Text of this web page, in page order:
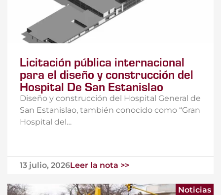
Licitación pública internacional
para el diseño y construcción del
Hospital De San Estanislao
Diseño y construcción del Hospital General de
San Estanislao, también conocido como “Gran
Hospital del…
13 julio, 2026Leer la nota >>
Noticias